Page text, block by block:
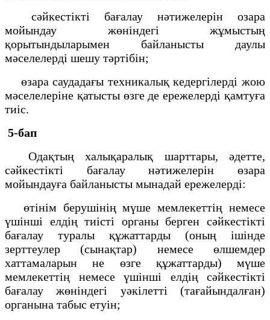
сәйкестікті бағалау нәтижелерін озара
мойындау жөніндегі жұмыстың
қорытындыларымен байланысты даулы
мәселелерді шешу тәртібін;
өзара саудадағы техникалық кедергілерді жою
мәселелеріне қатысты өзге де ережелерді қамтуға
тиіс.
5-бап
Одақтың халықаралық шарттары, әдетте,
сәйкестікті бағалау нәтижелерін өзара
мойындауға байланысты мынадай ережелерді:
өтінім берушінің мүше мемлекеттің немесе
үшінші елдің тиісті органы берген сәйкестікті
бағалау туралы құжаттарды (оның ішінде
зерттеулер (сынақтар) немесе өлшемдер
хаттамаларын не өзге құжаттарды) мүше
мемлекеттің немесе үшінші елдің сәйкестікті
бағалау жөніндегі уәкілетті (тағайындалған)
органына табыс етуін;